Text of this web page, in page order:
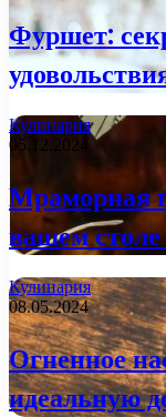
Фуршет:
Кулинария
05.12.2024
Мраморная
вашем
Кулинария
08.05.2024
Огненное
идеальную